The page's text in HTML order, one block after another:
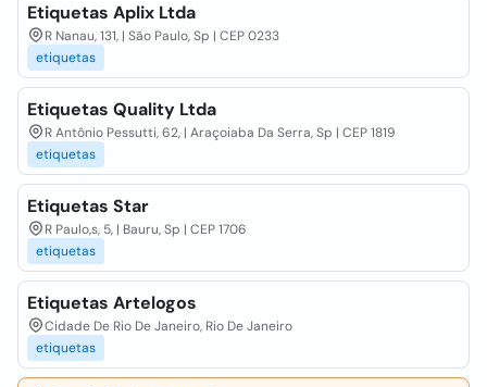
Etiquetas Aplix Ltda
R Nanau, 131, | São Paulo, Sp | CEP 0233
etiquetas
Etiquetas Quality Ltda
R Antônio Pessutti, 62, | Araçoiaba Da Serra, Sp | CEP 1819
etiquetas
Etiquetas Star
R Paulo,s, 5, | Bauru, Sp | CEP 1706
etiquetas
Etiquetas Artelogos
Cidade De Rio De Janeiro, Rio De Janeiro
etiquetas